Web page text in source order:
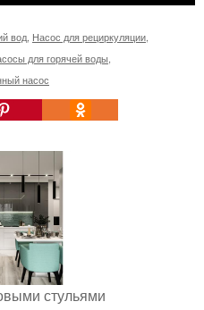
вод Насос для рециркуляции
для горячей воды
насос
стульями